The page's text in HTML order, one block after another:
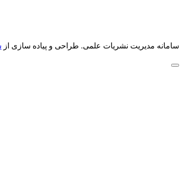
سامانه مدیریت نشریات علمی. طراحی و پیاده سازی از